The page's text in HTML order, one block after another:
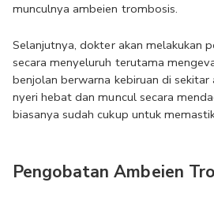
munculnya ambeien trombosis.
Selanjutnya, dokter akan melakukan
secara menyeluruh terutama
benjolan berwarna kebiruan di sekitar
nyeri hebat dan muncul secara
biasanya sudah cukup untuk
Pengobatan Ambeien